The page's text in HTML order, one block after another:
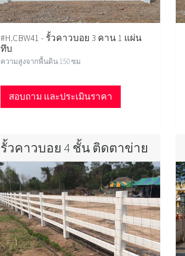
#H.CBW41 - รั้วคาวบอย 3 คาน 1 แผ่น
ทึบ
ความสูงจากพื้นดิน 150 ซม
สอบถาม และประเมินราคา
รั้วคาวบอย 4 ชั้น ติดตาข่าย